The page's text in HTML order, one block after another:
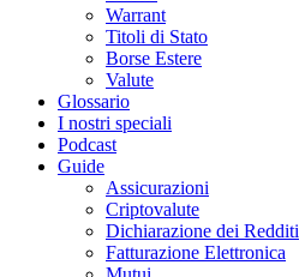
Warrant
Titoli di Stato
Borse Estere
Valute
Glossario
I nostri speciali
Podcast
Guide
Assicurazioni
Criptovalute
Dichiarazione dei Redditi
Fatturazione Elettronica